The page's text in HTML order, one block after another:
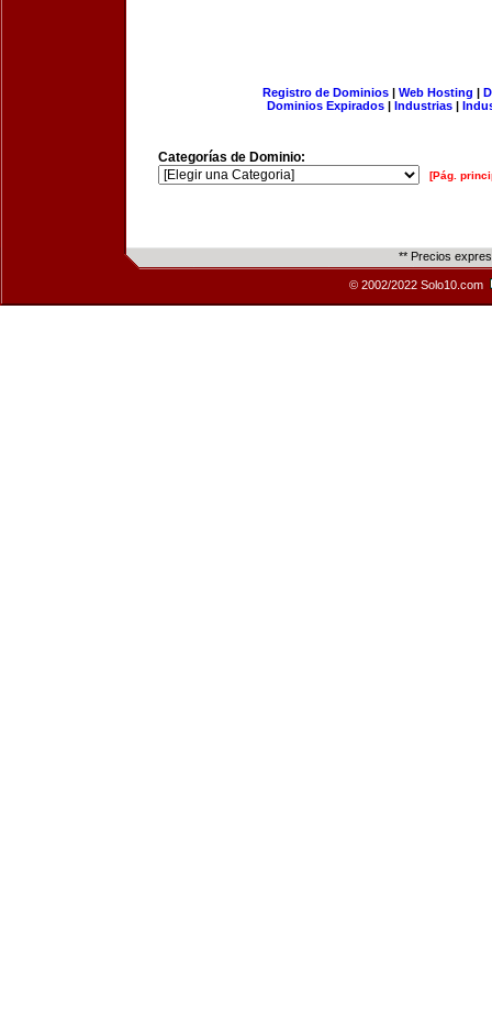
Registro de Dominios| Web Hosting |
Dominios Expirados | Industrias |
Categorías de Dominio:
[Pág.
** Precios
© 2002/2022 Solo10.com